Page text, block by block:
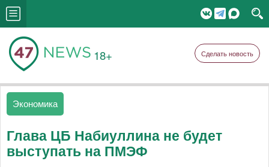
18+ Сделать новость
Экономика
Глава ЦБ Набиуллина не будет
выступать на ПМЭФ